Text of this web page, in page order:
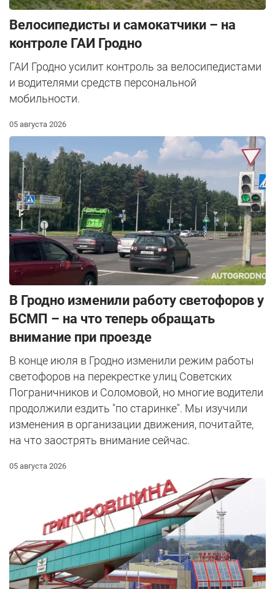
Велосипедисты и самокатчики – на
контроле ГАИ Гродно
ГАИ Гродно усилит контроль за велосипедистами
и водителями средств персональной
мобильности.
05 августа 2026
В Гродно изменили работу светофоров у
БСМП – на что теперь обращать
внимание при проезде
В конце июля в Гродно изменили режим работы
светофоров на перекрестке улиц Советских
Пограничников и Соломовой, но многие водители
продолжили ездить "по старинке". Мы изучили
изменения в организации движения, почитайте,
на что заострять внимание сейчас.
05 августа 2026